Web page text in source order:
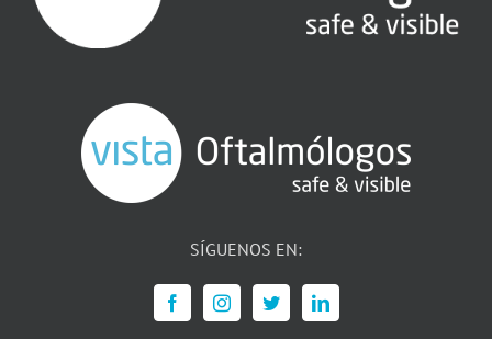
SÍGUENOS EN: